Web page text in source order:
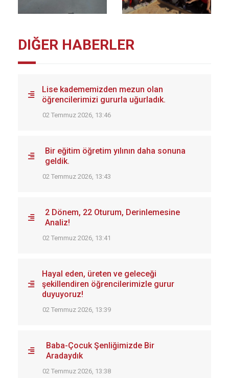
DIĞER HABERLER
Lise kadememizden mezun olan
öğrencilerimizi gururla uğurladık.
02 Temmuz 2026, 13:46
Bir eğitim öğretim yılının daha sonuna
geldik.
02 Temmuz 2026, 13:43
2 Dönem, 22 Oturum, Derinlemesine
Analiz!
02 Temmuz 2026, 13:41
Hayal eden, üreten ve geleceği
şekillendiren öğrencilerimizle gurur
duyuyoruz!
02 Temmuz 2026, 13:39
Baba-Çocuk Şenliğimizde Bir
Aradaydık
02 Temmuz 2026, 13:38